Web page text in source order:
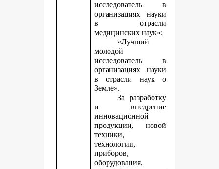
исследователь в
организациях науки
в отрасли
медицинских наук»;
«Лучший
молодой
исследователь в
организациях науки
в отрасли наук о
Земле».
За разработку
и внедрение
инновационной
продукции, новой
техники,
технологии,
приборов,
оборудования,